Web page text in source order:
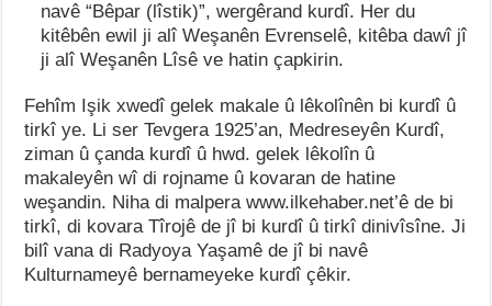
navê “Bêpar (lîstik)”, wergêrand kurdî. Her du
kitêbên ewil ji alî Weşanên Evrenselê, kitêba dawî jî
ji alî Weşanên Lîsê ve hatin çapkirin.
Fehîm Işik xwedî gelek makale û lêkolînên bi kurdî û
tirkî ye. Li ser Tevgera 1925’an, Medreseyên Kurdî,
ziman û çanda kurdî û hwd. gelek lêkolîn û
makaleyên wî di rojname û kovaran de hatine
weşandin. Niha di malpera www.ilkehaber.net’ê de bi
tirkî, di kovara Tîrojê de jî bi kurdî û tirkî dinivîsîne. Ji
bilî vana di Radyoya Yaşamê de jî bi navê
Kulturnameyê bernameyeke kurdî çêkir.